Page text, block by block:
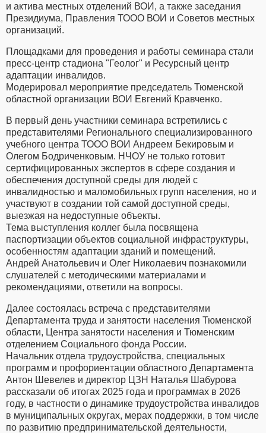
и актива местных отделений ВОИ, а также заседания
Президиума, Правления ТООО ВОИ и Советов местных
организаций.
Площадками для проведения и работы семинара стали
пресс-центр стадиона "Геолог" и Ресурсный центр
адаптации инвалидов.
Модерировал мероприятие председатель Тюменской
областной организации ВОИ Евгений Кравченко.
В первый день участники семинара встретились с
представителями Регионального специализированного
учебного центра ТООО ВОИ Андреем Бекировым и
Олегом Бодриченковым. НЧОУ не только готовит
сертифицированных экспертов в сфере создания и
обеспечения доступной среды для людей с
инвалидностью и маломобильных групп населения, но и
участвуют в создании той самой доступной среды,
выезжая на недоступные объекты.
Тема выступления коллег была посвящена
паспортизации объектов социальной инфраструктуры,
особенностям адаптации зданий и помещений.
Андрей Анатольевич и Олег Николаевич познакомили
слушателей с методическими материалами и
рекомендациями, ответили на вопросы.
Далее состоялась встреча с представителями
Департамента труда и занятости населения Тюменской
области, Центра занятости населения и Тюменским
отделением Социального фонда России.
Начальник отдела трудоустройства, специальных
программ и профориентации областного Департамента
Антон Шевелев и директор ЦЗН Наталья Шабурова
рассказали об итогах 2025 года и программах в 2026
году, в частности о динамике трудоустройства инвалидов
в муниципальных округах, мерах поддержки, в том числе
по развитию предпринимательской деятельности,